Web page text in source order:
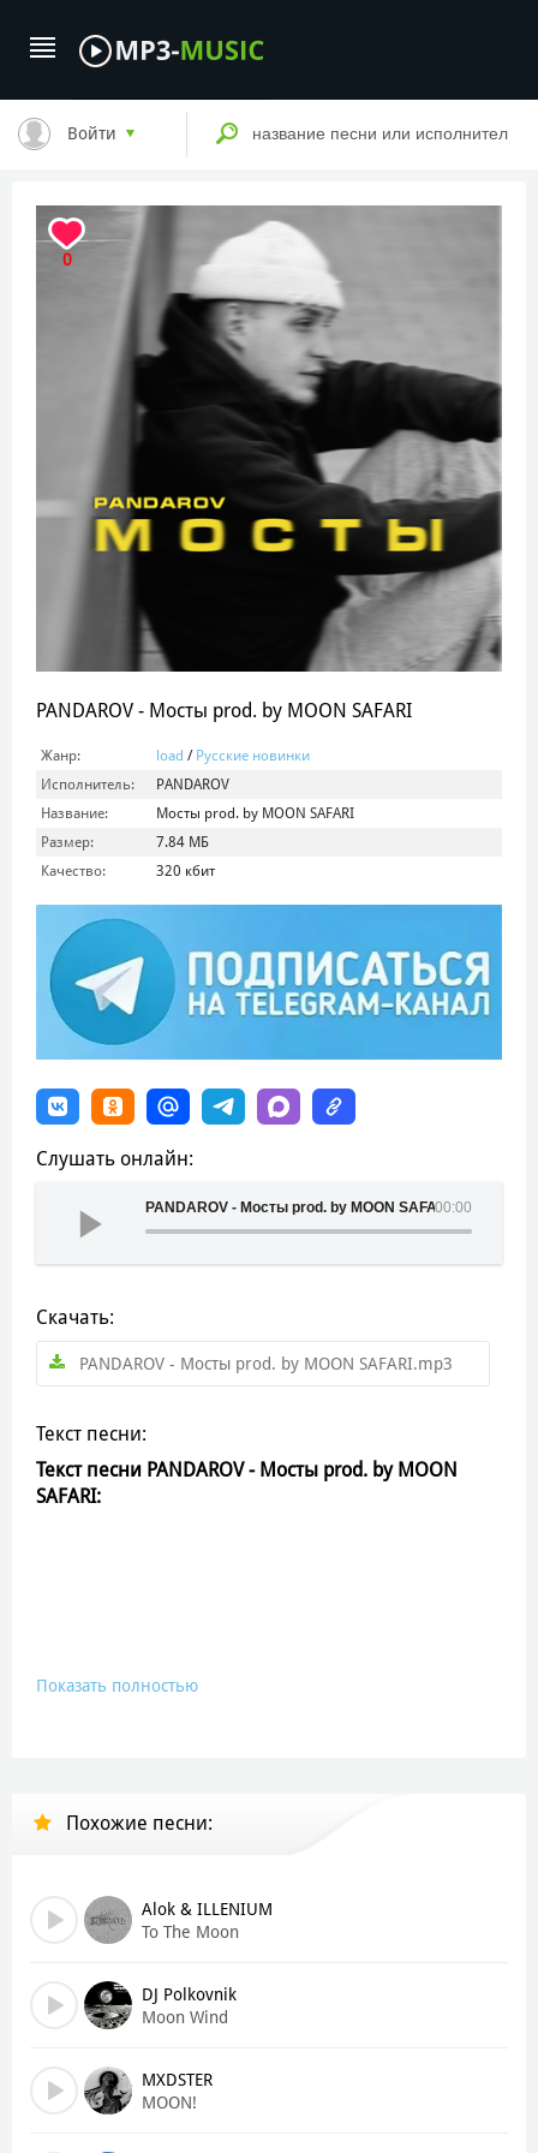
Войти
0
PANDAROV - Мосты prod. by MOON SAFARI
Жанр: load / Русские новинки
Исполнитель:
PANDAROV
Название:
Мосты prod. by MOON SAFARI
Размер:
7.84 МБ
Качество:
320 кбит
Слушать онлайн:
00:00
PANDAROV - Мосты prod. by MOON SAFARI
Скачать:
PANDAROV - Мосты prod. by MOON SAFARI.mp3
Текст песни:
Текст песни PANDAROV - Мосты prod. by MOON
SAFARI:
Показать полностью
Похожие песни:
Alok & ILLENIUM
To The Moon
DJ Polkovnik
Moon Wind
MXDSTER
MOON!